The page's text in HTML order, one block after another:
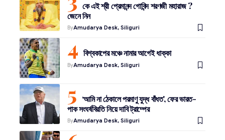
কে এই শ্রী প্রেমানন্দ গোবিন্দ শরণজী মহারাজ ?
জেনে নিন
ByAmudarya Desk, Siliguri
বিশ্বকাপের মঞ্চে নামার আগেই ধাক্কা
ByAmudarya Desk, Siliguri
‘আমি না ঠেকালে পরমাণু যুদ্ধ বাঁধত’, ফের ভারত-
পাক সংঘর্ষবিরতি নিয়ে দাবি ট্রাম্পের
ByAmudarya Desk, Siliguri